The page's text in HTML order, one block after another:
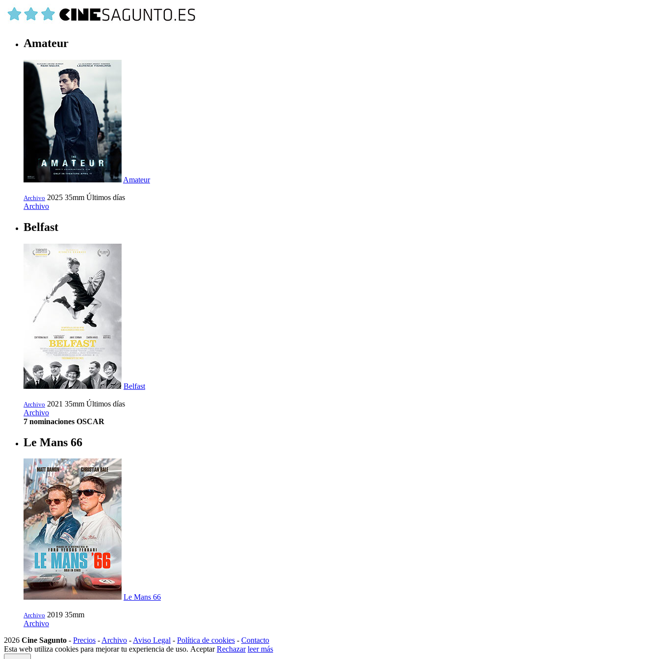
Amateur
Amateur
Archivo 2025 35mm Últimos días
Archivo
Belfast
Belfast
Archivo 2021 35mm Últimos días
Archivo
7 nominaciones OSCAR
Le Mans 66
Le Mans 66
Archivo 2019 35mm
Archivo
2026 Cine Sagunto - Precios -Archivo -Aviso Legal - Política de cookies - Contacto
Esta web utiliza cookies para mejorar tu experiencia de uso. Aceptar Rechazar leer más